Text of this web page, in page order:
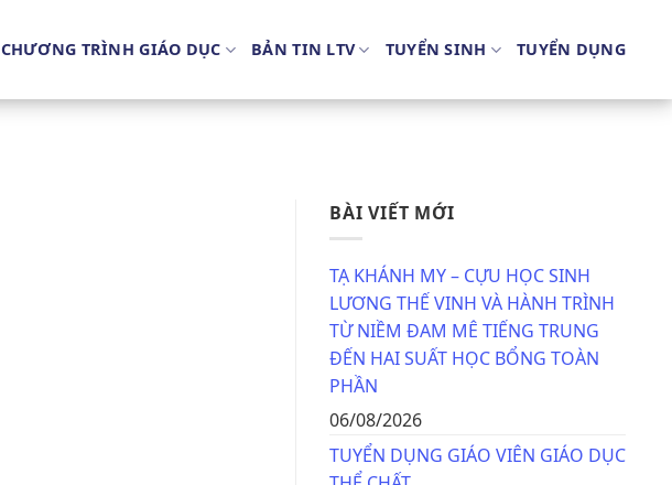
CHƯƠNG TRÌNH GIÁO DỤC BẢN TIN LTV TUYỂN SINH TUYỂN DỤNG
BÀI VIẾT MỚI
TẠ KHÁNH MY – CỰU HỌC SINH
LƯƠNG THẾ VINH VÀ HÀNH TRÌNH
TỪ NIỀM ĐAM MÊ TIẾNG TRUNG
ĐẾN HAI SUẤT HỌC BỔNG TOÀN
PHẦN
06/08/2026
TUYỂN DỤNG GIÁO VIÊN GIÁO DỤC